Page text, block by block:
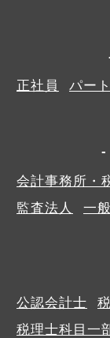
正社員
パー
会計事務所・
監査法人
一
公認会計士
税理士科目一